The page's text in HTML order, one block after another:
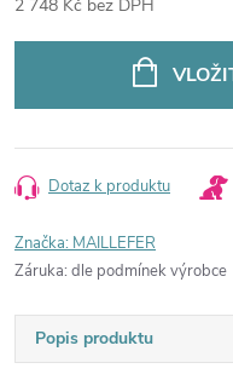
2 748 Kč bez DPH
Dotaz k produktu
Značka: MAILLEFER
Záruka: dle podmínek výrobce
Popis produktu